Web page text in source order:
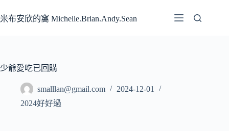
至
容
米布安欣的窩 Michelle.Brian.Andy.Sean
少爺愛吃已回購
smalllan@gmail.com
2024-12-01
2024好好過